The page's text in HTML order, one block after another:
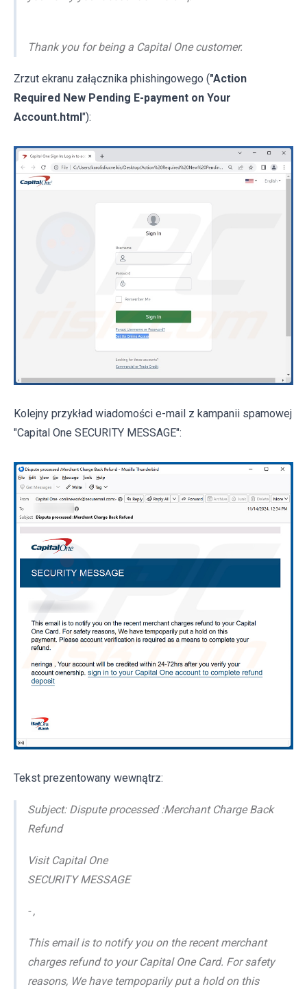
Thank you for being a Capital One customer.
Zrzut ekranu załącznika phishingowego ("Action
Required New Pending E-payment on Your
Account.html"):
Kolejny przykład wiadomości e-mail z kampanii spamowej
"Capital One SECURITY MESSAGE":
Tekst prezentowany wewnątrz:
Subject: Dispute processed :Merchant Charge Back
Refund
Visit Capital One
SECURITY MESSAGE
- ,
This email is to notify you on the recent merchant
charges refund to your Capital One Card. For safety
reasons, We have tempoparily put a hold on this